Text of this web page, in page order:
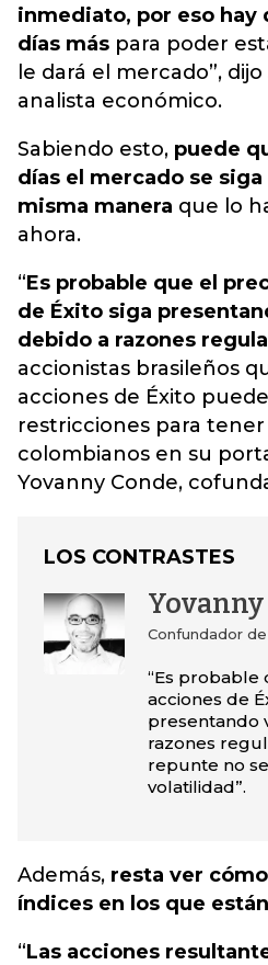
inmediato, por eso hay
días más para poder
le dará el mercado”,
analista económico.
Sabiendo esto, puede
días el mercado se
misma manera que lo
ahora.
“Es probable que el
de Éxito siga
debido a razones
accionistas brasileños
acciones de Éxito
restricciones para
colombianos en su
Yovanny Conde,
LOS CONTRASTES
Yovanny
Confundador
“Es probable
acciones de
presentando
razones
repunte no
volatilidad”.
Además, resta ver
índices en los que
“Las acciones